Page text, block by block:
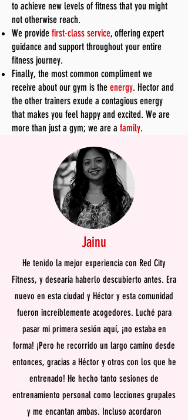
to achieve new levels of fitness that you might
not otherwise reach.
We provide first-class service, offering expert
guidance and support throughout your entire
fitness journey.
Finally, the most common compliment we
receive about our gym is the energy. Hector and
the other trainers exude a contagious energy
that makes you feel happy and excited. We are
more than just a gym; we are a family.
Jainu
He tenido la mejor experiencia con Red City
Fitness, y desearía haberlo descubierto antes. Era
nuevo en esta ciudad y Héctor y esta comunidad
fueron increíblemente acogedores. Luché para
pasar mi primera sesión aquí, ¡no estaba en
forma! ¡Pero he recorrido un largo camino desde
entonces, gracias a Héctor y otros con los que he
entrenado! He hecho tanto sesiones de
entrenamiento personal como lecciones grupales
y me encantan ambas. Incluso acordaron